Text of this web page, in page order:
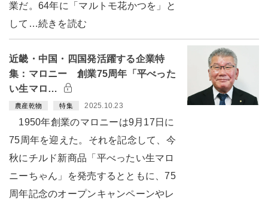
業だ。64年に「マルトモ花かつを」と
して…続きを読む
近畿・中国・四国発活躍する企業特
集：マロニー 創業75周年「平べった
い生マロ…
農産乾物 特集 2025.10.23
1950年創業のマロニーは9月17日に
75周年を迎えた。それを記念して、今
秋にチルド新商品「平べったい生マロ
ニーちゃん」を発売するとともに、75
周年記念のオープンキャンペーンやレ